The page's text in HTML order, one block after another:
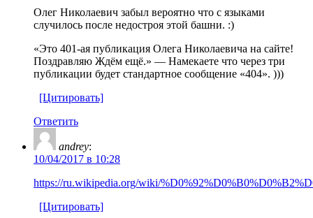
Олег Николаевич забыл вероятно что с языками
случилось после недостроя этой башни. :)
«Это 401-ая публикация Олега Николаевича на сайте!
Поздравляю Ждём ещё.» — Намекаете что через три
публикации будет стандартное сообщение «404». )))
[Цитировать]
Ответить
andrey:
10/04/2017 в 10:28
https://ru.wikipedia.org/wiki/
[Цитировать]